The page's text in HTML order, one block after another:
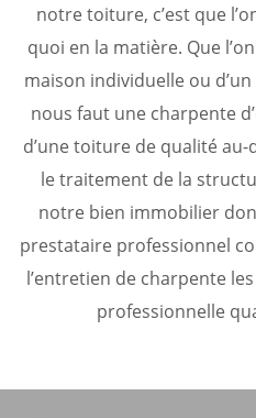
notre toiture, c’est que
quoi en la matière. Que
maison individuelle ou
nous faut une charpente
d’une toiture de qualité
le traitement de la
notre bien immobilier
prestataire professionnel
l’entretien de charpente
professionnelle